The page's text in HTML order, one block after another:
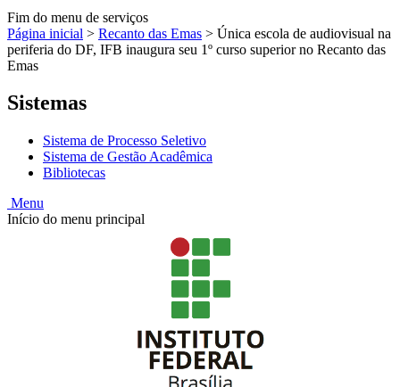
Fim do menu de serviços
Página inicial > Recanto das Emas > Única escola de audiovisual na
periferia do DF, IFB inaugura seu 1º curso superior no Recanto das
Emas
Sistemas
Sistema de Processo Seletivo
Sistema de Gestão Acadêmica
Bibliotecas
Menu
Início do menu principal